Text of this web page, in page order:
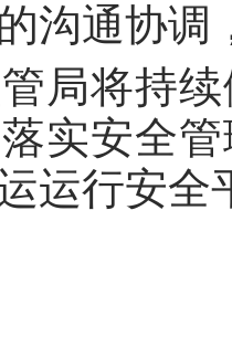
沟通协调
将持续
实安全
运行安全